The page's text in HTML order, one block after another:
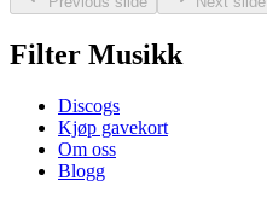
Filter Musikk
Discogs
Kjøp gavekort
Om oss
Blogg